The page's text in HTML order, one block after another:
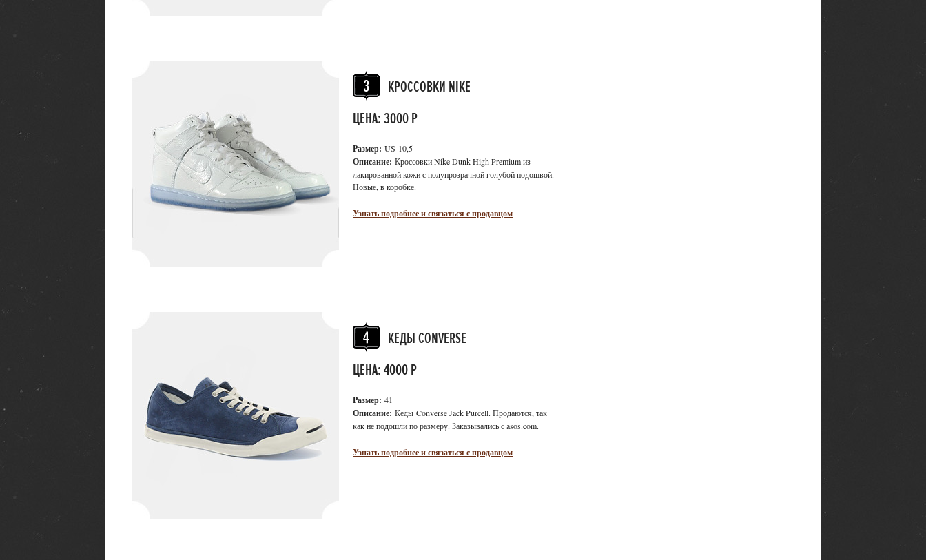
КРОССОВКИ NIKE
ЦЕНА: 3000 Р
Размер: US 10,5
Описание: Кроссовки Nike Dunk High Premium из
лакированной кожи с полупрозрачной голубой подошвой.
Новые, в коробке.
Узнать подробнее и связаться с продавцом
КЕДЫ CONVERSE
ЦЕНА: 4000 Р
Размер: 41
Описание: Кеды Converse Jack Purcell. Продаются, так
как не подошли по размеру. Заказывались с asos.com.
Узнать подробнее и связаться с продавцом